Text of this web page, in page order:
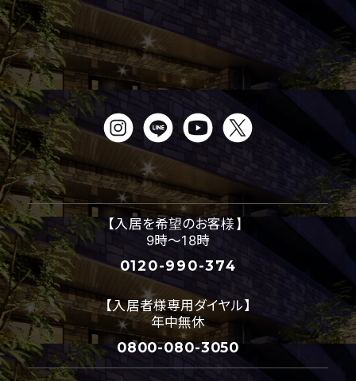
【入居を希望のお客様】
9時～18時
0120-990-374
【入居者様専用ダイヤル】
年中無休
0800-080-3050